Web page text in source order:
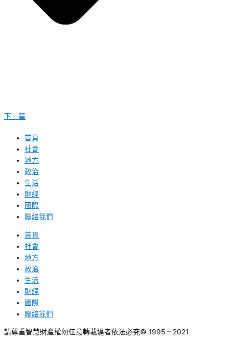
下一篇
首頁
社會
地方
政治
生活
財經
國際
聯絡我們
首頁
社會
地方
政治
生活
財經
國際
聯絡我們
請尊重智慧財產權勿任意轉載違者依法必究© 1995 – 2021